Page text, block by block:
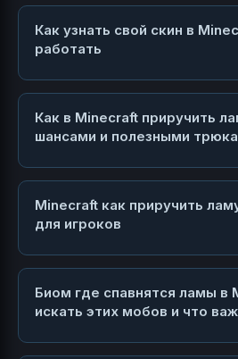
Как узнать свой скин в
работать
Как в Minecraft приручить
шансами и полезными
Minecraft как приручить
для игроков
Биом где спавнятся ламы в
искать этих мобов и что